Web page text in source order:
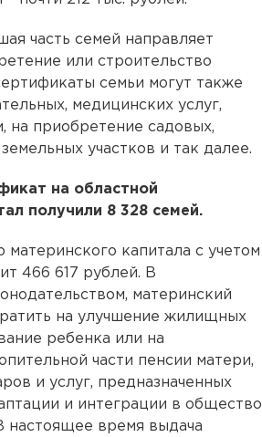
часть семей направляет
или строительство
семьи могут также
медицинских услуг,
на приобретение садовых,
участков и так далее.
на областной
получили 8 328 семей.
материнского капитала с учетом
466 617 рублей. В
материнский
на улучшение жилищных
ребенка или на
части пенсии матери,
и услуг, предназначенных
и интеграции в общество
настоящее время выдача